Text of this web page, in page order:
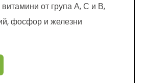
витамини от група А, С и В,
фосфор и железни